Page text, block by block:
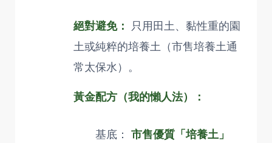
絕對避免： 只用田土、黏性重的園
土或純粹的培養土（市售培養土通
常太保水）。
黃金配方（我的懶人法）：
基底： 市售優質「培養土」